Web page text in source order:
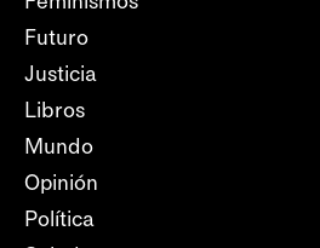
Futuro
Justicia
Libros
Mundo
Opinión
Política